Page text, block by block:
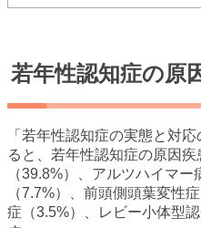
若年性認知症の原
「若年性認知症の実態と対
ると、若年性認知症の原因
（39.8%）、アルツハイマ
（7.7%）、前頭側頭葉変性
症（3.5%）、レビー小体型